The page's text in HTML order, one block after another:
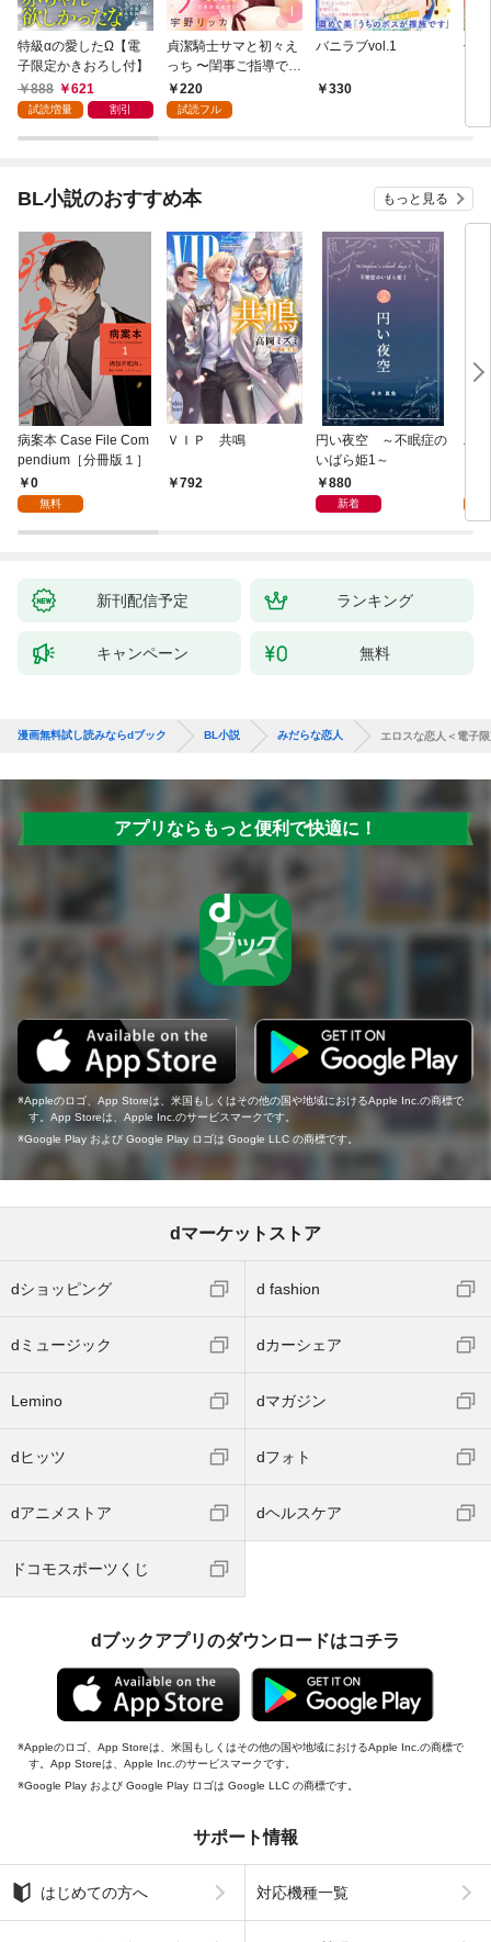
特級αの愛したΩ【電
子限定かきおろし付】
888
621
試読増量 割引
貞潔騎士サマと初々え
っち 〜閨事ご指導でき
かねます！〜（1）
220
試読フル
バニラブvol.1
330
偽
BL小説のおすすめ本 もっと見る
病案本 Case File Com
pendium［分冊版１］
0
無料
ＶＩＰ 共鳴
792
円い夜空 ～不眠症の
いばら姫1～
880
新着
ハ
新刊配信予定 ランキング
キャンペーン 無料
漫画無料試し読みならdブック BL小説 みだらな恋人 エロスな恋人＜電子
アプリならもっと便利で快適に！
Appleのロゴ、App Storeは、米国もしくはその他の国や地域におけるApple Inc.の商標で
す。App Storeは、Apple Inc.のサービスマークです。
Google Play および Google Play ロゴは Google LLC の商標です。
dマーケットストア
dショッピング d fashion
dミュージック dカーシェア
Lemino dマガジン
dヒッツ dフォト
dアニメストア dヘルスケア
ドコモスポーツくじ
dブックアプリのダウンロードはコチラ
Appleのロゴ、App Storeは、米国もしくはその他の国や地域におけるApple Inc.の商標で
す。App Storeは、Apple Inc.のサービスマークです。
Google Play および Google Play ロゴは Google LLC の商標です。
サポート情報
はじめての方へ 対応機種一覧